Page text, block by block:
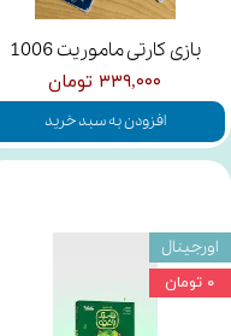
بازی کارتی ماموریت 1006
۳۳۹,۰۰۰ تومان
افزودن به سبد خرید
اورجینال
۰ تومان